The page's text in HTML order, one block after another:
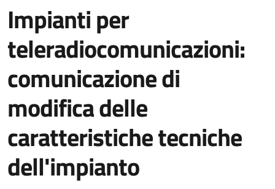
Impianti per
teleradiocomunicazioni:
comunicazione di
modifica delle
caratteristiche tecniche
dell'impianto